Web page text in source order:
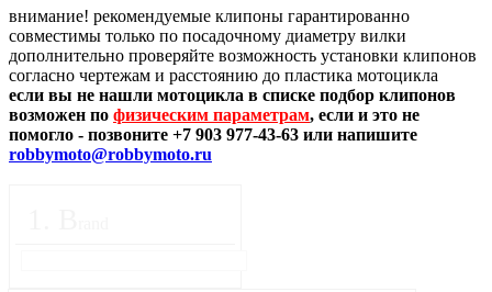
внимание! рекомендуемые клипоны гарантированно
совместимы только по посадочному диаметру вилки
дополнительно проверяйте возможность установки клипонов
согласно чертежам и расстоянию до пластика мотоцикла
если вы не нашли мотоцикла в списке подбор клипонов
возможен по физическим параметрам, если и это не
помогло - позвоните +7 903 977-43-63 или напишите
robbymoto@robbymoto.ru